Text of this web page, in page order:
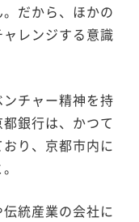
だから、ほかの
レンジする意識
チャー精神を持
銀行は、かつて
り、京都市内に
統産業の会社に